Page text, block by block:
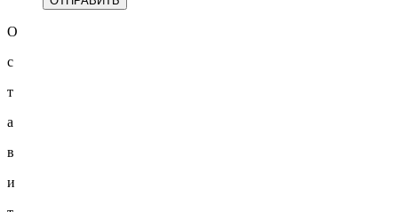
О
с
т
а
в
и